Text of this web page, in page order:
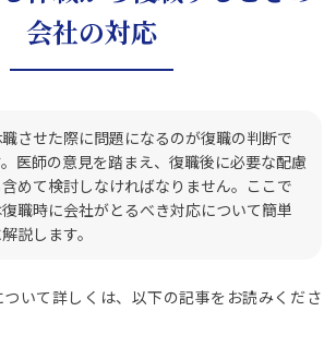
会社の対応
させた際に問題になるのが復職の判断で
医師の意見を踏まえ、復職後に必要な配慮
めて検討しなければなりません。ここで
復職時に会社がとるべき対応について簡単
説します。
いて詳しくは、以下の記事をお読みくださ